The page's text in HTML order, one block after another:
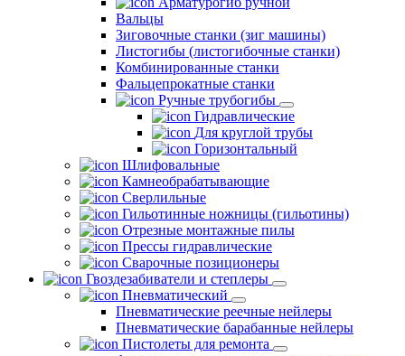
Вальцы
Зиговочные станки (зиг машины)
Листогибы (листогибочные станки)
Комбинированные станки
Фальцепрокатные станки
Ручные трубогибы
Гидравлические
Для круглой трубы
Горизонтальный
Шлифовальные
Камнеобрабатывающие
Сверлильные
Гильотинные ножницы (гильотины)
Отрезные монтажные пилы
Прессы гидравлические
Сварочные позиционеры
Гвоздезабиватели и степлеры
Пневматический
Пневматические реечные нейлеры
Пневматические барабанные нейлеры
Пистолеты для ремонта